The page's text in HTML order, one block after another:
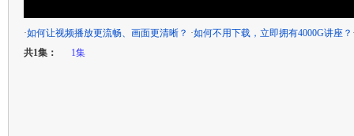
·如何让视频播放更流畅、画面更清晰？ ·如何不用下载，立即拥有4000G讲座？
共1集：
1集